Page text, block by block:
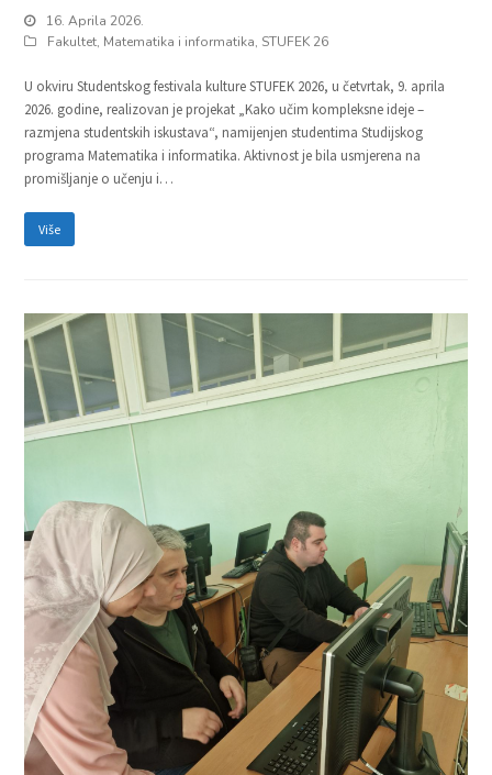
16. Aprila 2026.
Fakultet, Matematika i informatika, STUFEK 26
U okviru Studentskog festivala kulture STUFEK 2026, u četvrtak, 9. aprila
2026. godine, realizovan je projekat „Kako učim kompleksne ideje –
razmjena studentskih iskustava“, namijenjen studentima Studijskog
programa Matematika i informatika. Aktivnost je bila usmjerena na
promišljanje o učenju i…
Više